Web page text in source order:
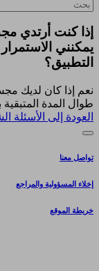
إذا كنت أرتدي
يمكنني
التطبيق؟
نعم إذا كان لديك
طوال المدة
العودة إلى الأسئلة
تواصل معنا
إخلاء المسؤولية والمراجع
خريطة الموقع